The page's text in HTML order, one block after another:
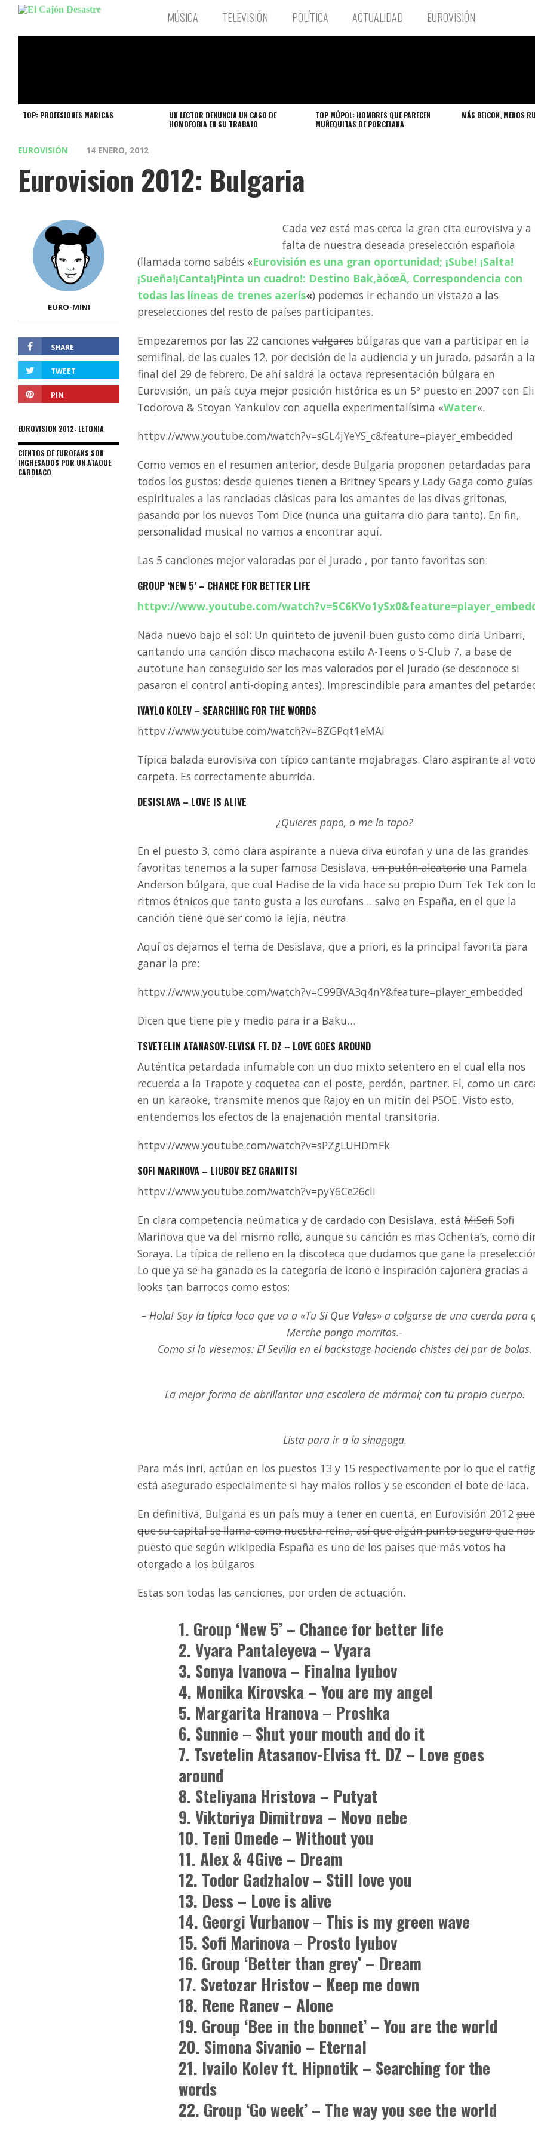
MÚSICA TELEVISIÓN POLÍTICA ACTUALIDAD EUROVISIÓN
TOP: PROFESIONES MARICAS
UN LECTOR DENUNCIA UN CASO DE
HOMOFOBIA EN SU TRABAJO
TOP MÚPOL: HOMBRES QUE PARECEN
MUÑEQUITAS DE PORCELANA
MÁS BEICON, MENOS
EUROVISIÓN 14 ENERO, 2012
Eurovision 2012: Bulgaria
EURO-MINI
SHARE
TWEET
PIN
EUROVISION 2012: LETONIA
CIENTOS DE EUROFANS SON
INGRESADOS POR UN ATAQUE
CARDIACO
Cada vez está mas cerca la gran cita eurovisiva y a
falta de nuestra deseada preselección española
(llamada como sabéis «Eurovisión es una gran oportunidad; ¡Sube! ¡Salta!
¡Sueña!¡Canta!¡Pinta un cuadro!: Destino Bak‚àöœÄ, Correspondencia con
todas las líneas de trenes azerís«) podemos ir echando un vistazo a las
preselecciones del resto de países participantes.
Empezaremos por las 22 canciones vulgares búlgaras que van a participar en la
semifinal, de las cuales 12, por decisión de la audiencia y un jurado, pasarán a la
final del 29 de febrero. De ahí saldrá la octava representación búlgara en
Eurovisión, un país cuya mejor posición histórica es un 5º puesto en 2007 con
Todorova & Stoyan Yankulov con aquella experimentalísima «Water«.
httpv://www.youtube.com/watch?v=sGL4jYeYS_c&feature=player_embedded
Como vemos en el resumen anterior, desde Bulgaria proponen petardadas para
todos los gustos: desde quienes tienen a Britney Spears y Lady Gaga como guías
espirituales a las ranciadas clásicas para los amantes de las divas gritonas,
pasando por los nuevos Tom Dice (nunca una guitarra dio para tanto). En fin,
personalidad musical no vamos a encontrar aquí.
Las 5 canciones mejor valoradas por el Jurado , por tanto favoritas son:
GROUP ‘NEW 5’ – CHANCE FOR BETTER LIFE
httpv://www.youtube.com/
Nada nuevo bajo el sol: Un quinteto de juvenil buen gusto como diría Uribarri,
cantando una canción disco machacona estilo A-Teens o S-Club 7, a base de
autotune han conseguido ser los mas valorados por el Jurado (se desconoce si
pasaron el control anti-doping antes). Imprescindible para amantes del
IVAYLO KOLEV – SEARCHING FOR THE WORDS
httpv://www.youtube.com/watch?v=8ZGPqt1eMAI
Típica balada eurovisiva con típico cantante mojabragas. Claro aspirante al voto
carpeta. Es correctamente aburrida.
DESISLAVA – LOVE IS ALIVE
¿Quieres papo, o me lo tapo?
En el puesto 3, como clara aspirante a nueva diva eurofan y una de las grandes
favoritas tenemos a la super famosa Desislava, un putón aleatorio una Pamela
Anderson búlgara, que cual Hadise de la vida hace su propio Dum Tek Tek con
ritmos étnicos que tanto gusta a los eurofans… salvo en España, en el que la
canción tiene que ser como la lejía, neutra.
Aquí os dejamos el tema de Desislava, que a priori, es la principal favorita para
ganar la pre:
httpv://www.youtube.com/watch?v=C99BVA3q4nY&feature=player_embedded
Dicen que tiene pie y medio para ir a Baku…
TSVETELIN ATANASOV-ELVISA FT. DZ – LOVE GOES AROUND
Auténtica petardada infumable con un duo mixto setentero en el cual ella nos
recuerda a la Trapote y coquetea con el poste, perdón, partner. El, como un
en un karaoke, transmite menos que Rajoy en un mitín del PSOE. Visto esto,
entendemos los efectos de la enajenación mental transitoria.
httpv://www.youtube.com/watch?v=sPZgLUHDmFk
SOFI MARINOVA – LIUBOV BEZ GRANITSI
httpv://www.youtube.com/watch?v=pyY6Ce26clI
En clara competencia neúmatica y de cardado con Desislava, está MiSofi Sofi
Marinova que va del mismo rollo, aunque su canción es mas Ochenta’s, como
Soraya. La típica de relleno en la discoteca que dudamos que gane la
Lo que ya se ha ganado es la categoría de icono e inspiración cajonera gracias a
looks tan barrocos como estos:
– Hola! Soy la típica loca que va a «Tu Si Que Vales» a colgarse de una cuerda para
Merche ponga morritos.-
Como si lo viesemos: El Sevilla en el backstage haciendo chistes del par de bolas.
La mejor forma de abrillantar una escalera de mármol; con tu propio cuerpo.
Lista para ir a la sinagoga.
Para más inri, actúan en los puestos 13 y 15 respectivamente por lo que el
está asegurado especialmente si hay malos rollos y se esconden el bote de laca.
En definitiva, Bulgaria es un país muy a tener en cuenta, en Eurovisión 2012
que su capital se llama como nuestra reina, así que algún punto seguro que
puesto que según wikipedia España es uno de los países que más votos ha
otorgado a los búlgaros.
Estas son todas las canciones, por orden de actuación.
1. Group ‘New 5’ – Chance for better life
2. Vyara Pantaleyeva – Vyara
3. Sonya Ivanova – Finalna lyubov
4. Monika Kirovska – You are my angel
5. Margarita Hranova – Proshka
6. Sunnie – Shut your mouth and do it
7. Tsvetelin Atasanov-Elvisa ft. DZ – Love goes
around
8. Steliyana Hristova – Putyat
9. Viktoriya Dimitrova – Novo nebe
10. Teni Omede – Without you
11. Alex & 4Give – Dream
12. Todor Gadzhalov – Still love you
13. Dess – Love is alive
14. Georgi Vurbanov – This is my green wave
15. Sofi Marinova – Prosto lyubov
16. Group ‘Better than grey’ – Dream
17. Svetozar Hristov – Keep me down
18. Rene Ranev – Alone
19. Group ‘Bee in the bonnet’ – You are the world
20. Simona Sivanio – Eternal
21. Ivailo Kolev ft. Hipnotik – Searching for the
words
22. Group ‘Go week’ – The way you see the world